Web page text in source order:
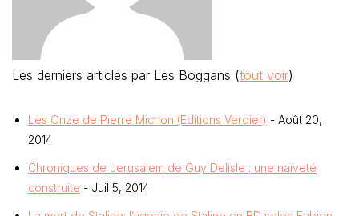
Les derniers articles par Les Boggans (tout voir)
Les Onze de Pierre Michon (Editions Verdier) - Août 20,
2014
Chroniques de Jerusalem de Guy Delisle ; une naïveté
construite - Juil 5, 2014